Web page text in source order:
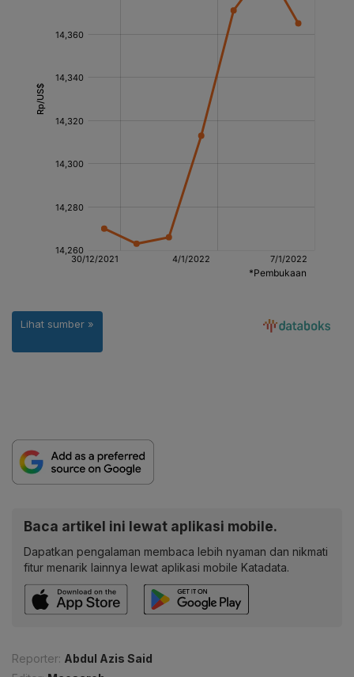
Baca artikel ini lewat aplikasi mobile.
Dapatkan pengalaman membaca lebih nyaman dan nikmati
fitur menarik lainnya lewat aplikasi mobile Katadata.
Reporter: Abdul Azis Said